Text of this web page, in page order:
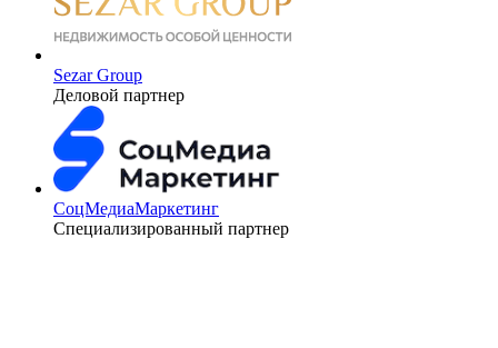
Sezar Group
Деловой партнер
СоцМедиаМаркетинг
Специализированный партнер